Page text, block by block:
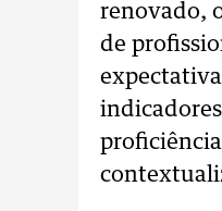
renovado,
de